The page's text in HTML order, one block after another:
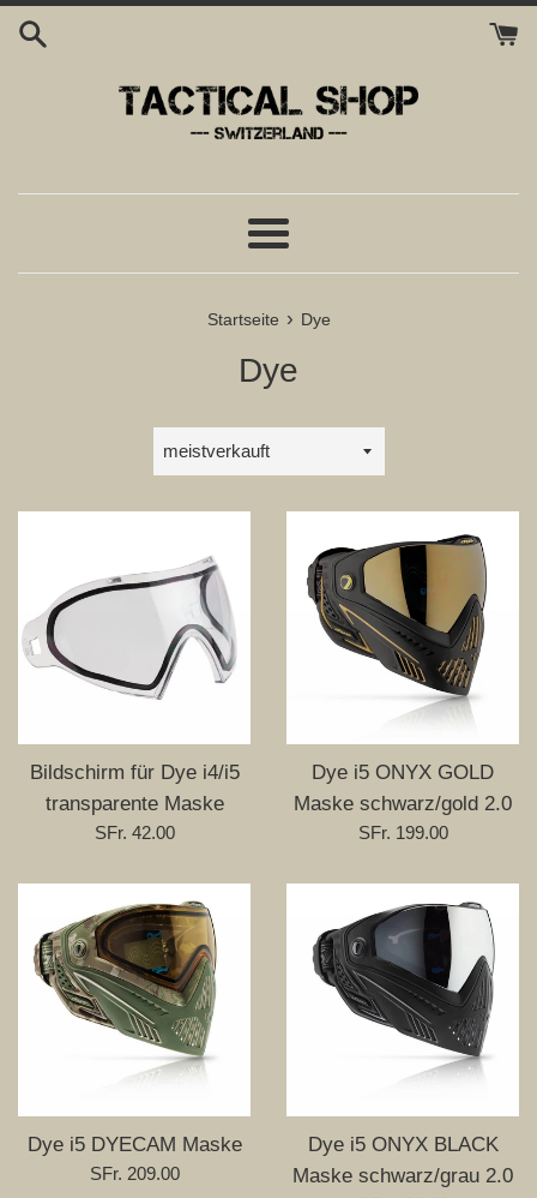
Direkt
zum
Menü
Startseite › Dye
Dye
Sortieren
Bildschirm für Dye i4/i5
transparente Maske
Normaler
SFr. 42.00
Dye i5 ONYX GOLD
Maske schwarz/gold 2.0
Normaler
SFr. 199.00
Dye i5 DYECAM Maske
Normaler
SFr. 209.00
Dye i5 ONYX BLACK
Maske schwarz/grau 2.0